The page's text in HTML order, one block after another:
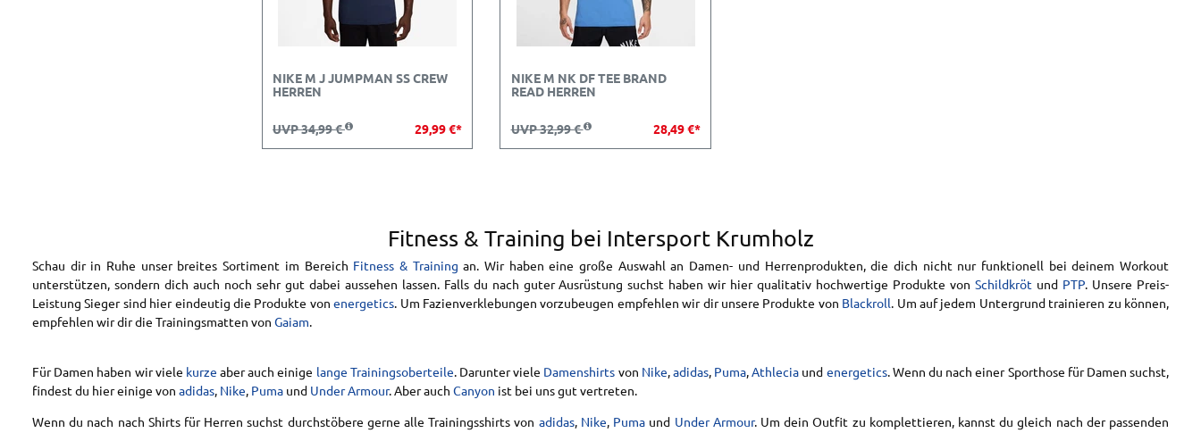
NIKE M J JUMPMAN SS CREW
HERREN
UVP 34,99 € 29,99 €*
NIKE M NK DF TEE BRAND
READ HERREN
UVP 32,99 € 28,49 €*
Fitness & Training bei Intersport Krumholz
Schau dir in Ruhe unser breites Sortiment im Bereich Fitness & Training an. Wir haben eine große Auswahl an Damen- und Herrenprodukten, die dich nicht nur funktionell bei deinem Workout
unterstützen, sondern dich auch noch sehr gut dabei aussehen lassen. Falls du nach guter Ausrüstung suchst haben wir hier qualitativ hochwertige Produkte vonSchildkröt und PTP. Unsere Preis-
Leistung Sieger sind hier eindeutig die Produkte vonenergetics. Um Fazienverklebungen vorzubeugen empfehlen wir dir unsere Produkte von Blackroll. Um auf jedem Untergrund trainieren zu können,
empfehlen wir dir die Trainingsmatten von Gaiam.
Für Damen haben wir viele kurze aber auch einige lange Trainingsoberteile. Darunter viele Damenshirts von Nike,adidas, Puma,Athlecia und energetics. Wenn du nach einer Sporthose für Damen suchst,
findest du hier einige von adidas, Nike, Puma und Under Armour. Aber auch Canyon ist bei uns gut vertreten.
Wenn du nach nach Shirts für Herren suchst durchstöbere gerne alle Trainingsshirts von adidas, Nike, Puma und Under Armour. Um dein Outfit zu komplettieren, kannst du gleich nach der passenden